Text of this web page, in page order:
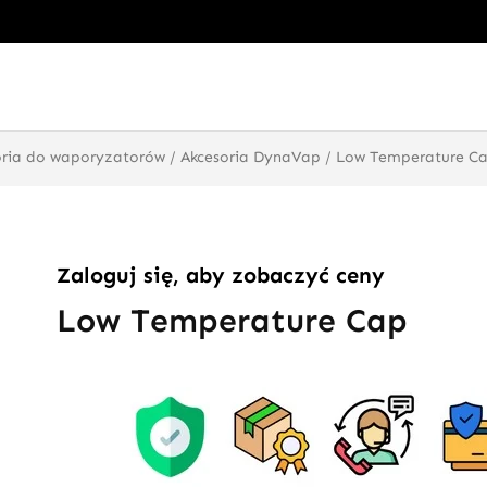
do waporyzatorów / Akcesoria DynaVap / Low Temperature
Zaloguj się, aby zobaczyć ceny
Low Temperature Cap